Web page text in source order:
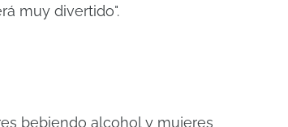
muy divertido".
bebiendo alcohol y mujeres